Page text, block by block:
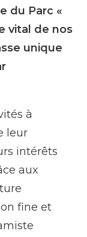
du Parc «
vital de nos
unique
à
leur
intérêts
aux
fine et